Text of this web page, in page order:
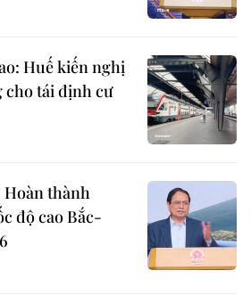
Huế kiến nghị
cho tái định cư
thành
độ cao Bắc-